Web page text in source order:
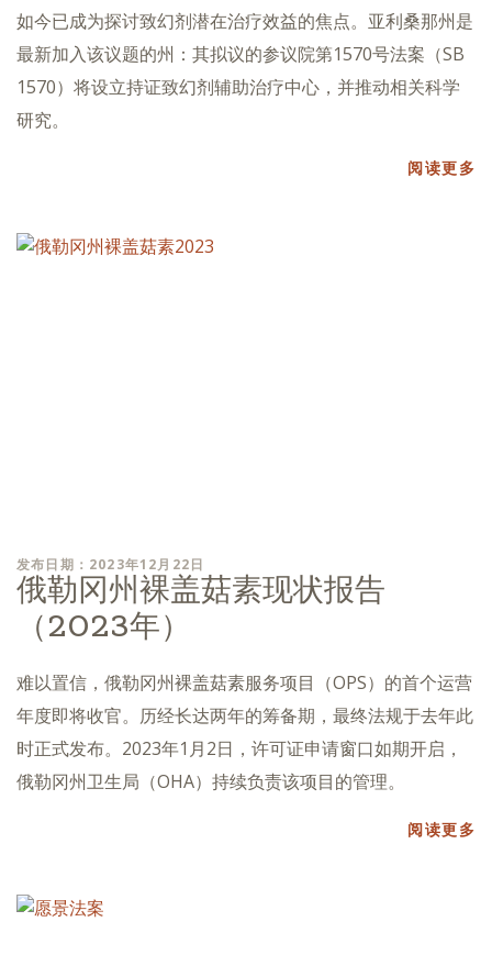
如今已成为探讨致幻剂潜在治疗效益的焦点。亚利桑那州是
最新加入该议题的州：其拟议的参议院第1570号法案（SB
1570）将设立持证致幻剂辅助治疗中心，并推动相关科学
研究。
阅读更多
发布日期：2023年12月22日
俄勒冈州裸盖菇素现状报告
（2023年）
难以置信，俄勒冈州裸盖菇素服务项目（OPS）的首个运营
年度即将收官。历经长达两年的筹备期，最终法规于去年此
时正式发布。2023年1月2日，许可证申请窗口如期开启，
俄勒冈州卫生局（OHA）持续负责该项目的管理。
阅读更多